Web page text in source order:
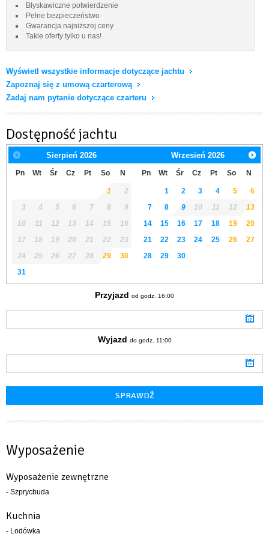
Błyskawiczne potwierdzenie
Pełne bezpieczeństwo
Gwarancja najniższej ceny
Takie oferty tylko u nas!
Wyświetl wszystkie informacje dotyczące jachtu
Zapoznaj się z umową czarterową
Zadaj nam pytanie dotyczące czarteru
Dostępność jachtu
Sierpień 2026
Pn Wt Śr Cz Pt So N
1
2
3
4 5 6 7 8
9
10
11 12 13 14 15
16
17
18 19 20 21 22
23
24
25 26 27 28 29
30
31
Wrzesień 2026
Pn Wt Śr Cz Pt So N
1 2 3 4 5
6
7
8 9 10 11 12
13
14
15 16 17 18 19
20
21
22 23 24 25 26
27
28
29 30
Przyjazd od godz. 16:00
Wyjazd do godz. 11:00
Wyposażenie
Wyposażenie zewnętrzne
- Szprycbuda
Kuchnia
- Lodówka